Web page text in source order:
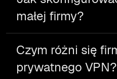
małej firmy?
Czym różni się
prywatnego VPN?